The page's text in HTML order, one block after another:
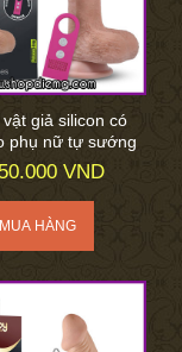
giả silicon có
phụ nữ tự sướng
VND